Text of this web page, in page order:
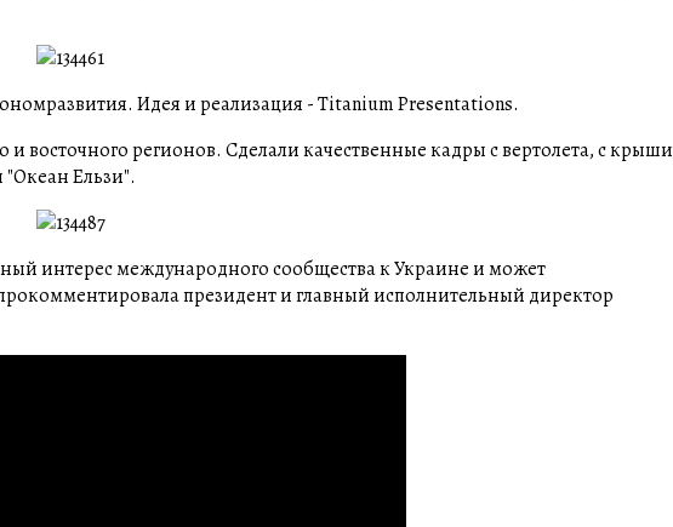
Идея и реализация - Titanium Presentations.
восточного регионов. Сделали качественные кадры с вертолета, с крыши
Ельзи".
интерес международного сообщества к Украине и может
президент и главный исполнительный директор